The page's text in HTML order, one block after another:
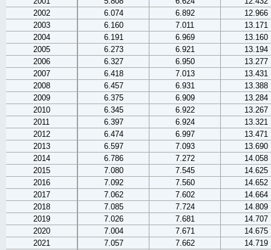
2002
6.074 6.892
12.966
2003
6.160 7.011
13.171
2004
6.191 6.969
13.160
2005
6.273 6.921
13.194
2006
6.327 6.950
13.277
2007
6.418 7.013
13.431
2008
6.457 6.931
13.388
2009
6.375 6.909
13.284
2010
6.345 6.922
13.267
2011
6.397 6.924
13.321
2012
6.474 6.997
13.471
2013
6.597 7.093
13.690
2014
6.786 7.272
14.058
2015
7.080 7.545
14.625
2016
7.092 7.560
14.652
2017
7.062 7.602
14.664
2018
7.085 7.724
14.809
2019
7.026 7.681
14.707
2020
7.004 7.671
14.675
2021
7.057 7.662
14.719